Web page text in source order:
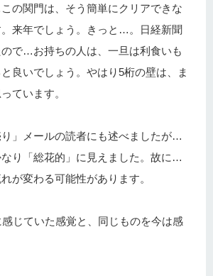
の関門は、そう簡単にクリアできな
来年でしょう。きっと…。日経新聞
で…お持ちの人は、一旦は利食いも
良いでしょう。やはり5桁の壁は、ま
ています。
」メールの読者にも述べましたが…
り「総花的」に見えました。故に…
が変わる可能性があります。
じていた感覚と、同じものを今は感